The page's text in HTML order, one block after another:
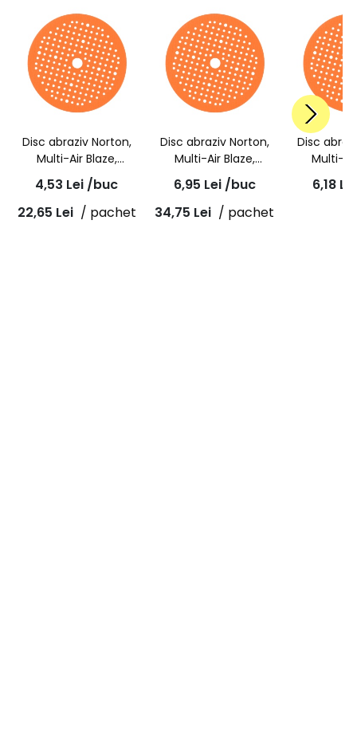
Disc abraziv Norton,
Multi-Air Blaze,
granulatie P400,
ceramic A995,
150x18mm
4,53 Lei /buc
22,65 Lei / pachet
Disc abraziv Norton,
Multi-Air Blaze,
granulatie P60,
ceramic A995,
150x18mm
6,95 Lei /buc
34,75 Lei / pachet
Disc
Multi-
6,18 Lei